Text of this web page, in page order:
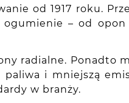
od 1917 roku.
ogumienie – od
radialne. Ponadto
i mniejszą
w branży.